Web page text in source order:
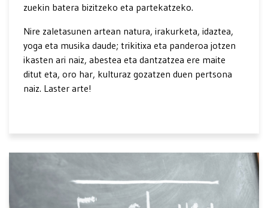
zuekin batera bizitzeko eta partekatzeko.
Nire zaletasunen artean natura, irakurketa, idaztea,
yoga eta musika daude; trikitixa eta panderoa jotzen
ikasten ari naiz, abestea eta dantzatzea ere maite
ditut eta, oro har, kulturaz gozatzen duen pertsona
naiz. Laster arte!